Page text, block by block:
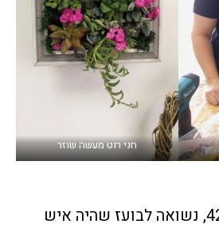
חני רוט מעשה שוזר
קצת על חני – בת 42, נשואה לבועז שהיה איש